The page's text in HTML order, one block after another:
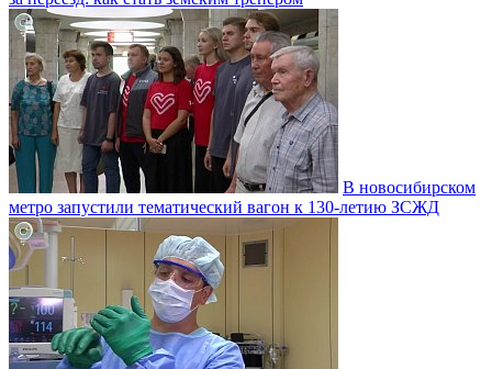
В новосибирском
метро запустили тематический вагон к 130-летию ЗСЖД